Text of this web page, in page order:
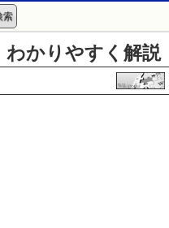
索
かりやすく解説